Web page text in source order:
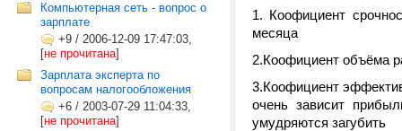
Компьютерная сеть - вопрос о
зарплате
+9 / 2006-12-09 17:47:03,
[не прочитана]
Зарплата эксперта по
вопросам налогообложения
+6 / 2003-07-29 11:04:33,
[не прочитана]
1. Коофициент
месяца
2.Коофициент объёма
3.Коофициент
очень зависит
умудряются загубить